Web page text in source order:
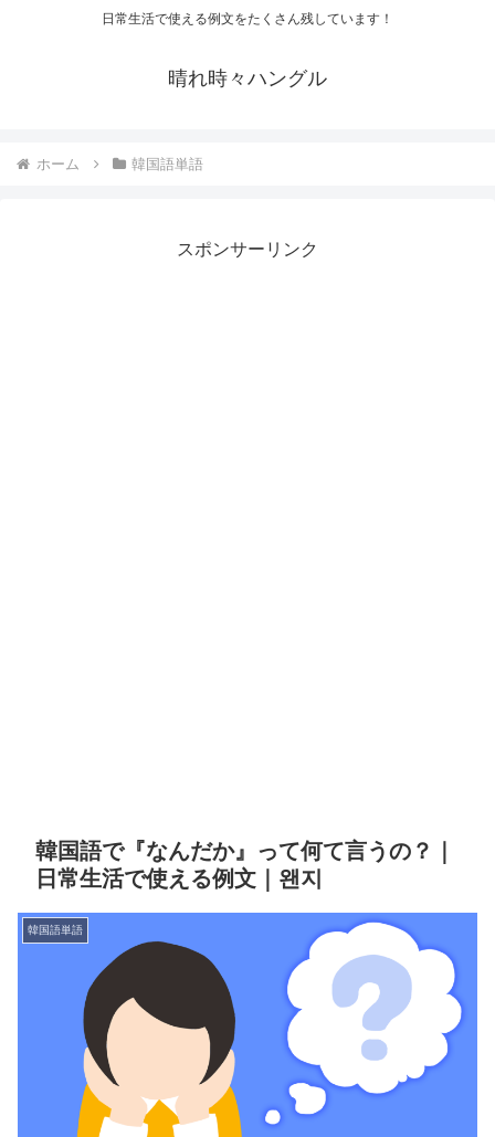
日常生活で使える例文をたくさん残しています！
晴れ時々ハングル
ホーム 韓国語単語
スポンサーリンク
韓国語で『なんだか』って何て言うの？｜
日常生活で使える例文｜왠지
韓国語単語